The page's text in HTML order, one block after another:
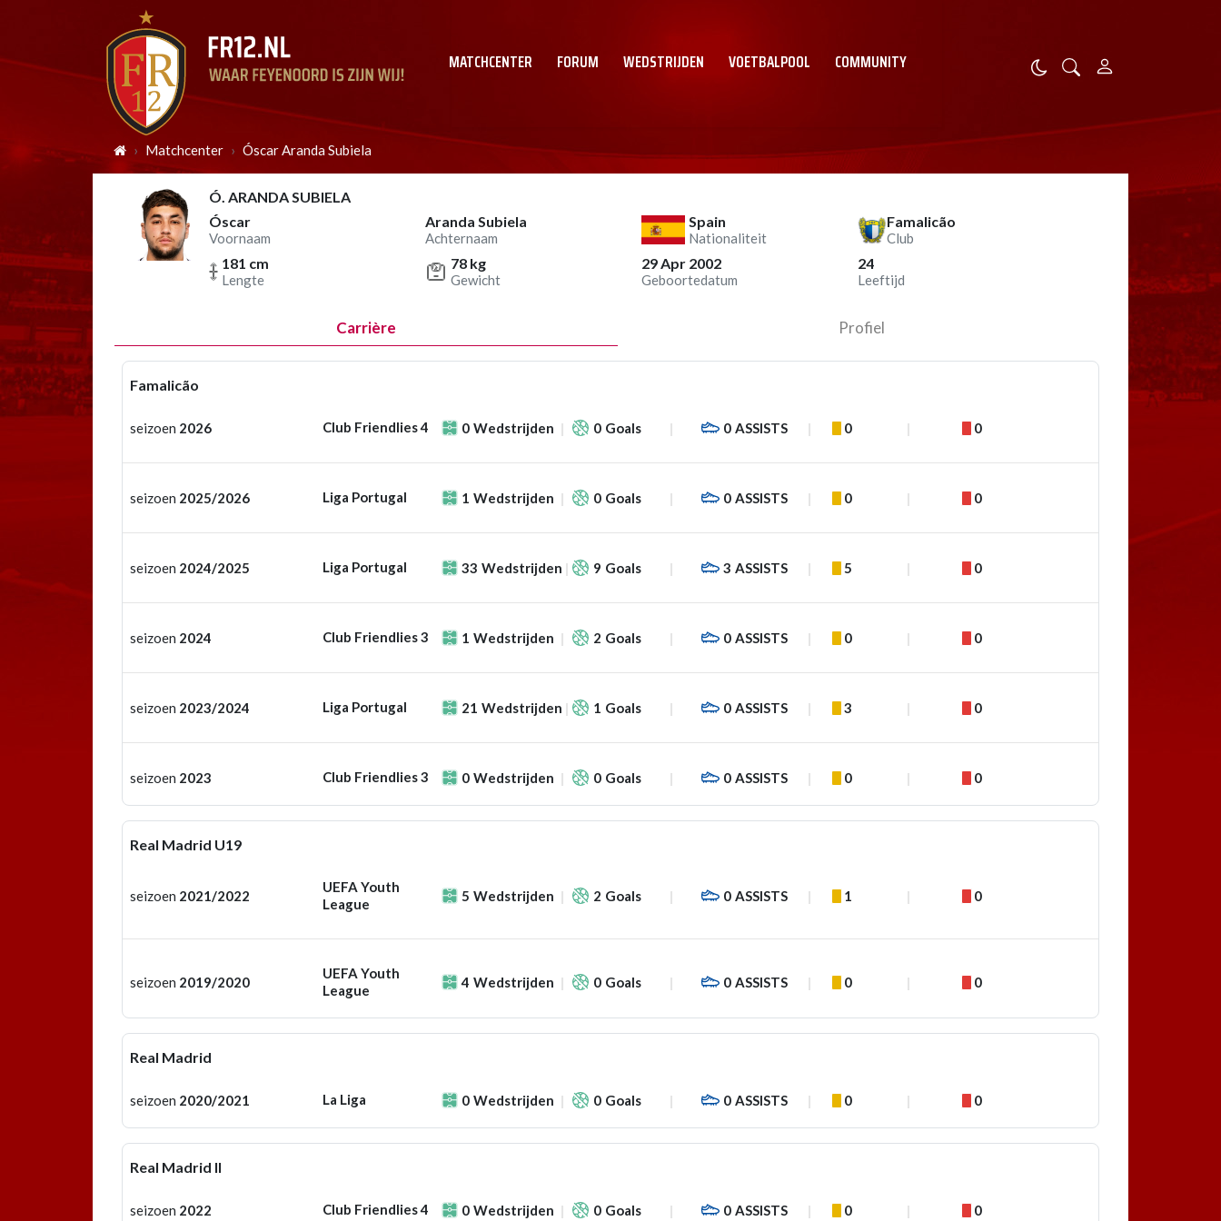
MATCHCENTER FORUM WEDSTRIJDEN VOETBALPOOL COMMUNITY
Matchcenter Óscar Aranda Subiela
Ó. ARANDA SUBIELA
Óscar
Voornaam
Aranda Subiela
Achternaam
Spain
Nationaliteit
Famalicão
Club
181 cm
Lengte
78 kg
Gewicht
29 Apr 2002
Geboortedatum
24
Leeftijd
Carrière Profiel
Famalicão
seizoen 2026 Club Friendlies 4 0 Wedstrijden 0 Goals 0 ASSISTS 0 0
seizoen 2025/2026 Liga Portugal 1 Wedstrijden 0 Goals 0 ASSISTS 0 0
seizoen 2024/2025 Liga Portugal 33 Wedstrijden 9 Goals 3 ASSISTS 5 0
seizoen 2024 Club Friendlies 3 1 Wedstrijden 2 Goals 0 ASSISTS 0 0
seizoen 2023/2024 Liga Portugal 21 Wedstrijden 1 Goals 0 ASSISTS 3 0
seizoen 2023 Club Friendlies 3 0 Wedstrijden 0 Goals 0 ASSISTS 0 0
Real Madrid U19
seizoen 2021/2022
UEFA Youth
League
5 Wedstrijden 2 Goals 0 ASSISTS 1 0
seizoen 2019/2020
UEFA Youth
League
4 Wedstrijden 0 Goals 0 ASSISTS 0 0
Real Madrid
seizoen 2020/2021 La Liga 0 Wedstrijden 0 Goals 0 ASSISTS 0 0
Real Madrid II
seizoen 2022 Club Friendlies 4 0 Wedstrijden 0 Goals 0 ASSISTS 0 0